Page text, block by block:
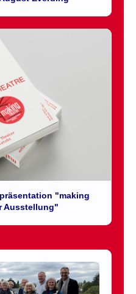
"making
Ausstellung"